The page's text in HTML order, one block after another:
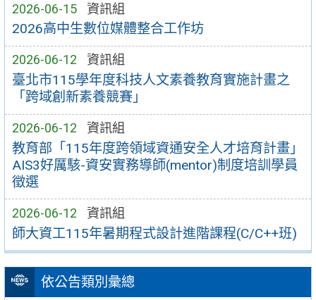
2026-06-15 資訊組
2026高中生數位媒體整合工作坊
2026-06-12 資訊組
臺北市115學年度科技人文素養教育實施計畫之
「跨域創新素養競賽」
2026-06-12 資訊組
教育部「115年度跨領域資通安全人才培育計畫」
AIS3好厲駭-資安實務導師(mentor)制度培訓學員
徵選
2026-06-12 資訊組
師大資工115年暑期程式設計進階課程(C/C++班)
依公告類別彙總